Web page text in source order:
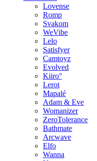
Lovense
Romp
Svakom
WeVibe
Lelo
Satisfyer
Camtoyz
Evolved
Kiiro°
Lerot
Mapalé
Adam & Eve
Womanizer
ZeroTolerance
Bathmate
Arcwave
Elfo
Wanna